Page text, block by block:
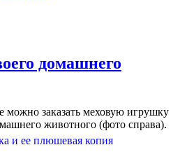
домашнего
можно заказать меховую игрушку
животного (фото справа).